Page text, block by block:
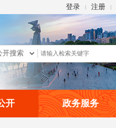
登录 | 注册 |
开 政务服务